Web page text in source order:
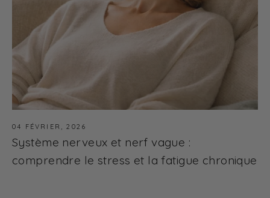
04 FÉVRIER, 2026
Système nerveux et nerf vague :
comprendre le stress et la fatigue chronique